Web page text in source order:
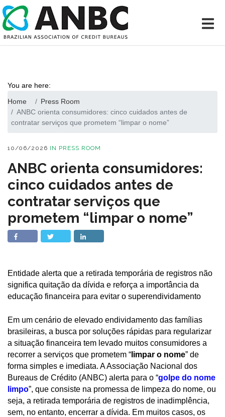
You are here:
Home
Press Room
ANBC orienta consumidores: cinco cuidados antes de
contratar serviços que prometem “limpar o nome”
10/06/2026 IN PRESS ROOM
ANBC orienta consumidores:
cinco cuidados antes de
contratar serviços que
prometem “limpar o nome”
Entidade alerta que a retirada temporária de registros não
significa quitação da dívida e reforça a importância da
educação financeira para evitar o superendividamento
Em um cenário de elevado endividamento das famílias
brasileiras, a busca por soluções rápidas para regularizar
a situação financeira tem levado muitos consumidores a
recorrer a serviços que prometem “ limpar o nome” de
forma simples e imediata. A Associação Nacional dos
Bureaus de Crédito (ANBC) alerta para o “golpe do nome
limpo”, que consiste na promessa de limpeza do nome, ou
seja, a retirada temporária de registros de inadimplência,
sem, no entanto, encerrar a dívida. Em muitos casos, os